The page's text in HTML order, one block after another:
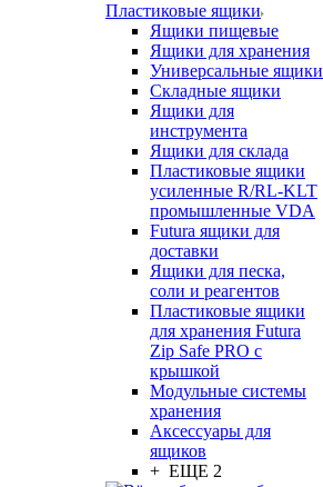
Пластиковые ящики
Ящики пищевые
Ящики для хранения
Универсальные ящики
Складные ящики
Ящики для
инструмента
Ящики для склада
Пластиковые ящики
усиленные R/RL-KLT
промышленные VDA
Futura ящики для
доставки
Ящики для песка,
соли и реагентов
Пластиковые ящики
для хранения Futura
Zip Safe PRO с
крышкой
Модульные системы
хранения
Аксессуары для
ящиков
+ ЕЩЕ 2